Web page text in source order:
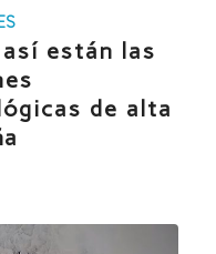
están las
de alta